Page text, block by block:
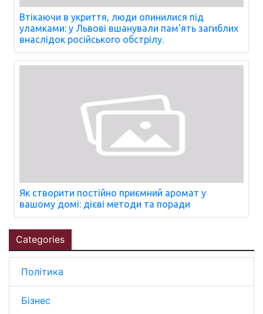
Втікаючи в укриття, люди опинилися під
уламками: у Львові вшанували пам'ять загиблих
внаслідок російського обстрілу.
Як створити постійно приємний аромат у
вашому домі: дієві методи та поради
Categories
Політика
Бізнес